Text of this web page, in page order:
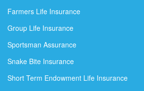
Farmers Life Insurance
Group Life Insurance
Sportsman Assurance
Snake Bite Insurance
Short Term Endowment Life Insurance